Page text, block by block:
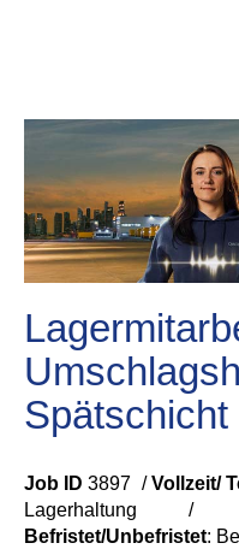
Spätschicht
Job ID 3897 /Vollzeit/
Lagerhaltung /
Befristet/Unbefristet: